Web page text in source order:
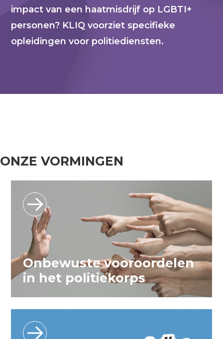
impact van een haatmisdrijf op LGBTI+
personen? KLIQ voorziet specifieke
opleidingen voor politiediensten.
ONZE VORMINGEN
Onbewuste vooroordelen
in het politiekorps